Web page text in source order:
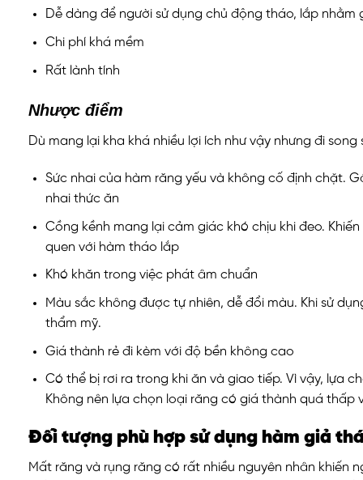
Dễ dàng để người sử dụng chủ động tháo, lắp nhằm
Chi phí khá mềm
Rất lành tính
Nhược điểm
Dù mang lại kha khá nhiều lợi ích như vậy nhưng đi
Sức nhai của hàm răng yếu và không cố định chặt.
nhai thức ăn
Cồng kềnh mang lại cảm giác khó chịu khi đeo.
quen với hàm tháo lắp
Khó khăn trong việc phát âm chuẩn
Màu sắc không được tự nhiên, dễ đổi màu. Khi sử
thẩm mỹ.
Giá thành rẻ đi kèm với độ bền không cao
Có thể bị rơi ra trong khi ăn và giao tiếp. Vì vậy, lựa
Không nên lựa chọn loại răng có giá thành quá thấp
Đối tượng phù hợp sử dụng hàm giả
Mất răng và rụng răng có rất nhiều nguyên nhân khiến